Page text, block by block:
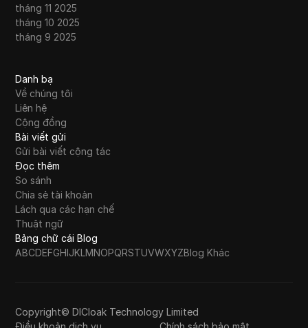
tháng 11 2025
tháng 10 2025
tháng 9 2025
Danh bạ
Về chúng tôi
Liên hệ
Cộng đồng
Bài viết gửi
Gửi bài viết cộng tác
Đọc thêm
So sánh
Chia sẻ tài khoản
Lách qua các hạn chế
Thuật ngữ
Bảng chữ cái Blog
ABCDEFGHIJKLMNOPQRSTUVWXYZBlog Khác
Copyright© DICloak Technology Limited